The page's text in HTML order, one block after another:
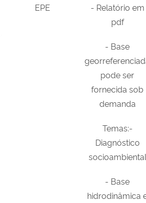
EPE
- Relatório em
pdf
- Base
pode ser
fornecida sob
demanda
Temas:-
Diagnóstico
socioambiental
- Base
hidrodinâmica